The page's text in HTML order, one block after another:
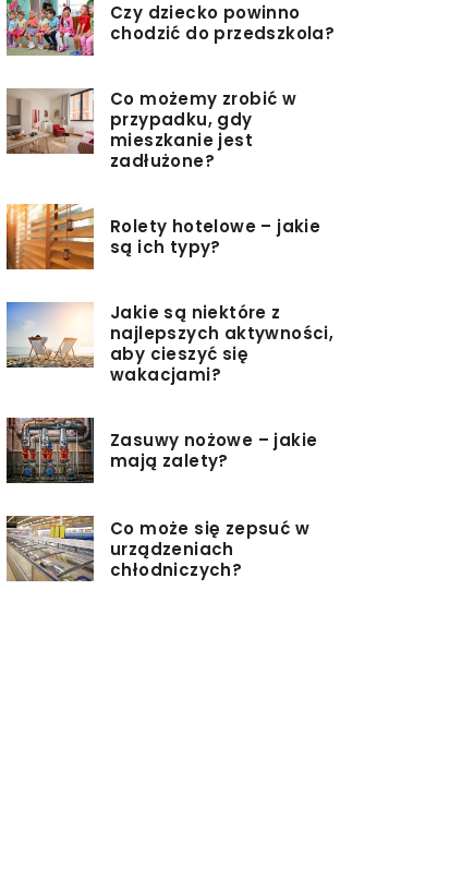
Czy dziecko powinno
chodzić do przedszkola?
Co możemy zrobić w
przypadku, gdy
mieszkanie jest
zadłużone?
Rolety hotelowe – jakie
są ich typy?
Jakie są niektóre z
najlepszych aktywności,
aby cieszyć się
wakacjami?
Zasuwy nożowe – jakie
mają zalety?
Co może się zepsuć w
urządzeniach
chłodniczych?